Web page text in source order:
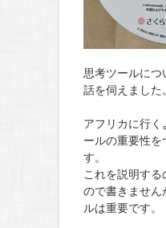
思考ツールにつ
話を伺えました。
アフリカに行く
ールの重要性を
す。
これを説明す
ので書きません
ルは重要です。